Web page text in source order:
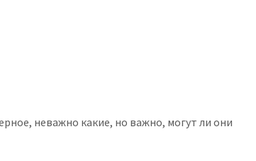
неважно какие, но важно, могут ли они